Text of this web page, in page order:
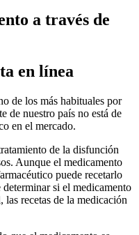
a través de
en línea
de los más habituales por
de nuestro país no está de
en el mercado.
de la disfunción
Aunque el medicamento
puede recetarlo
si el medicamento
las recetas de la medicación